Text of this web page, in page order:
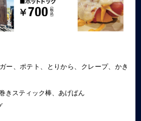
ー、ポテト、とりから、クレープ、かき
きスティック棒、あげぱん